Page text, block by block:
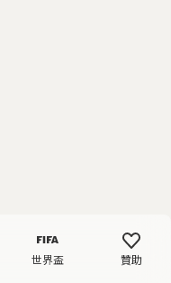
世界盃 贊助